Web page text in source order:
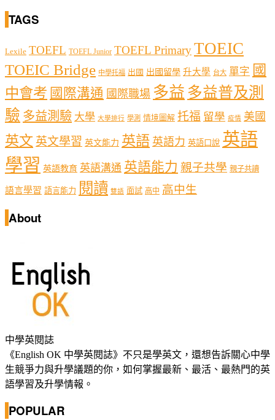
TAGS
Lexile TOEFL TOEFL Junior TOEFL PrimaryTOEIC
TOEIC Bridge 中學托福 出國 出國留學 升大學 台大 單字 國
中會考 國際溝通 國際職場 多益 多益普及測
驗 多益測驗 大學 大學排行 學測 情境圖解 托福 留學 疫情 美國
英文 英文學習 英文能力 英語 英語力 英語口說 英語
學習 英語教育 英語溝通 英語能力 親子共學 親子共讀
語言學習 語言能力 閱讀 雙語 面試 高中 高中生
About
中學英閱誌
《English OK 中學英閱誌》不只是學英文，還想告訴關心中學
生競爭力與升學議題的你，如何掌握最新、最活、最熱門的英
語學習及升學情報。
POPULAR